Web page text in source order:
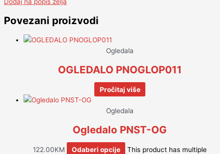
Dodaj na popis želja
Povezani proizvodi
Ogledala
OGLEDALO PNOGLOP011
Pročitaj više
Ogledala
Ogledalo PNST-OG
122.00KM Odaberi opcije
This product has multiple